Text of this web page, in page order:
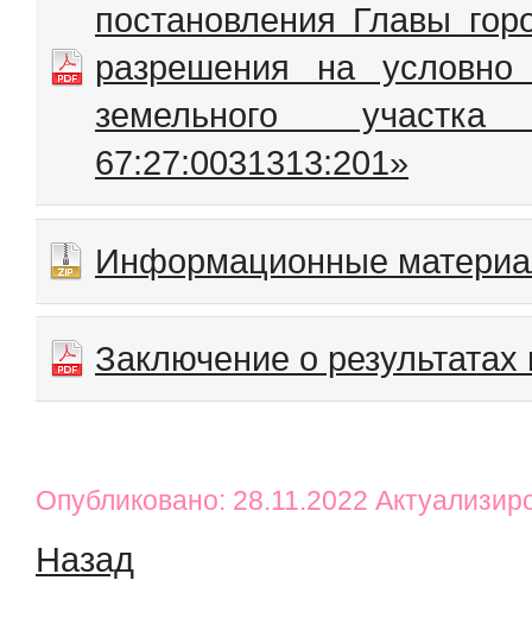
постановления Главы
разрешения на
земельного
67:27:0031313:201»
Информационные
Заключение о
Опубликовано: 28.11.2022
Назад